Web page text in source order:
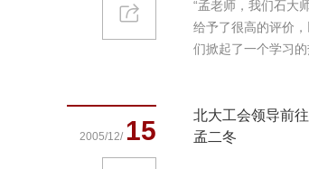
“孟老师，我们石大
给予了很高的评价
们掀起了一个学习
2005/12/ 15
北大工会领导前
孟二冬